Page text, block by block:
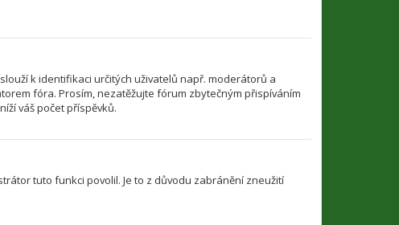
k identifikaci určitých uživatelů např. moderátorů a
fóra. Prosím, nezatěžujte fórum zbytečným přispíváním
váš počet příspěvků.
tuto funkci povolil. Je to z důvodu zabránění zneužití